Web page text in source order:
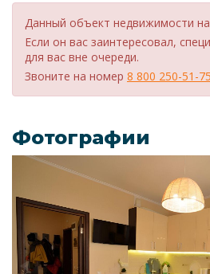
Данный объект недвижимости
Если он вас заинтересовал,
для вас вне очереди.
Звоните на номер 8 800 250-51-75
Фотографии